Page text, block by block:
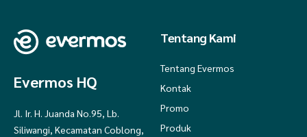
Evermos HQ
Jl. Ir. H. Juanda No.95, Lb.
Siliwangi, Kecamatan Coblong,
Tentang Kami
Tentang Evermos
Kontak
Promo
Produk